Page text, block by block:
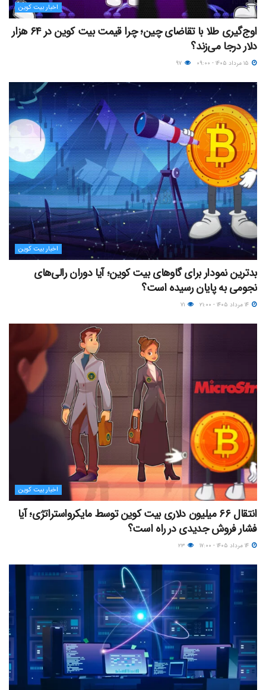
اخبار بیت کوین
اوج‌گیری طلا با تقاضای چین؛ چرا قیمت بیت کوین در ۶۴ هزار
دلار درجا می‌زند؟
اخبار بیت کوین
بدترین نمودار برای گاوهای بیت کوین؛ آیا دوران رالی‌های
نجومی به پایان رسیده است؟
اخبار بیت کوین
انتقال ۶۶ میلیون دلاری بیت کوین توسط مایکرواستراتژی؛ آیا
فشار فروش جدیدی در راه است؟